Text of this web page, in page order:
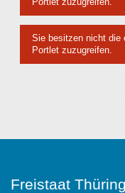
Sie besitzen nicht die
Portlet zuzugreifen.
Freistaat